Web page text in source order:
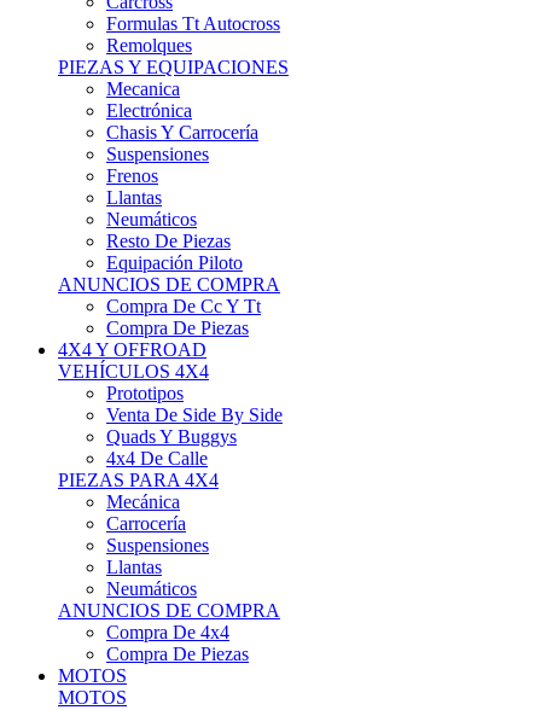
Remolques
PIEZAS Y EQUIPACIONES
Mecanica
Electrónica
Chasis Y Carrocería
Suspensiones
Frenos
Llantas
Neumáticos
Resto De Piezas
Equipación Piloto
ANUNCIOS DE COMPRA
Compra De Cc Y Tt
Compra De Piezas
4X4 Y OFFROAD
VEHÍCULOS 4X4
Prototipos
Venta De Side By Side
Quads Y Buggys
4x4 De Calle
PIEZAS PARA 4X4
Mecánica
Carrocería
Suspensiones
Llantas
Neumáticos
ANUNCIOS DE COMPRA
Compra De 4x4
Compra De Piezas
MOTOS
MOTOS
Motos De Circuito